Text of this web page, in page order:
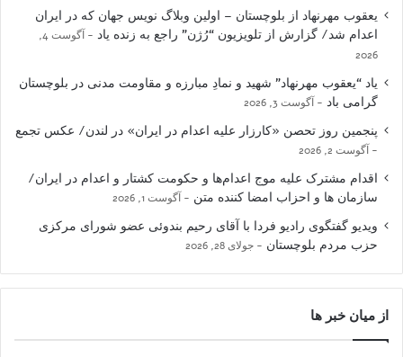
یعقوب مهرنهاد از بلوچستان – اولین وبلاگ نویس جهان که در ایران
اعدام شد/ گزارش از تلویزیون “رُژن” راجع به زنده یاد
آگوست 4,
2026
یاد “یعقوب مهرنهاد” شهید و نمادِ مبارزه و مقاومت مدنی در بلوچستان
گرامی باد
آگوست 3, 2026
پنجمین روز تحصن «کارزار علیه اعدام در ایران» در لندن/ عکس تجمع
آگوست 2, 2026
اقدام مشترک علیه موج اعدام‌ها و حکومت کشتار و اعدام در ایران/
سازمان ها و احزاب امضا کننده متن
آگوست 1, 2026
ویدیو گفتگوی رادیو فردا با آقای رحیم بندوئی عضو شورای مرکزی
حزب مردم بلوچستان
جولای 28, 2026
از میان خبر ها